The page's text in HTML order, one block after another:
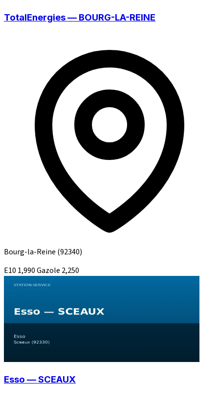
TotalEnergies — BOURG-LA-REINE
Bourg-la-Reine (92340)
E10 1,990Gazole 2,250
Esso — SCEAUX